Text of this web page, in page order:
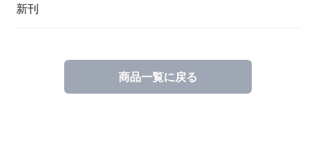
ポーランド
新刊
商品一覧に戻る